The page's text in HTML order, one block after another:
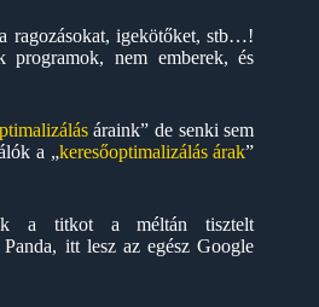
ragozásokat, igekötőket, stb…!
nem emberek, és
áraink” de senki sem
a „keresőoptimalizálás árak”
a titkot a méltán tisztelt
itt lesz az egész Google